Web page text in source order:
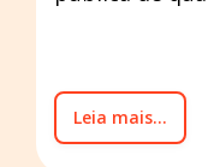
Leia mais...